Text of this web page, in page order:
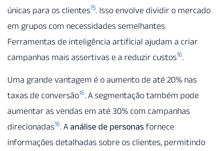
únicas para os clientes15. Isso envolve dividir o mercado
em grupos com necessidades semelhantes.
Ferramentas de inteligência artificial ajudam a criar
campanhas mais assertivas e a reduzir custos16.
Uma grande vantagem é o aumento de até 20% nas
taxas de conversão16. A segmentação também pode
aumentar as vendas em até 30% com campanhas
direcionadas16. A análise de personas fornece
informações detalhadas sobre os clientes, permitindo